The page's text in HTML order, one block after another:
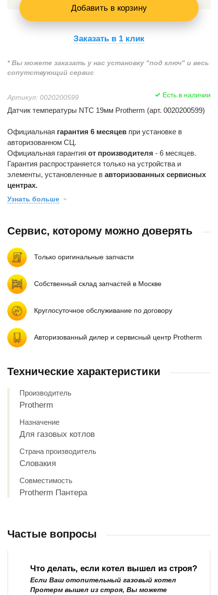
Артикул: 0020200599 Есть в наличии
Датчик температуры NTC 19мм Protherm (арт. 0020200599)
Официальная гарантия 6 месяцев при установке в
авторизованном СЦ.
Официальная гарантия от производителя - 6 месяцев.
Гарантия распространяется только на устройства и
элементы, установленные в авторизованных сервисных
центрах.
Узнать больше
Добавить в корзину
Заказать в 1 клик
* Вы можете заказать у нас установку "под ключ" и весь
сопутствующий сервис
Сервис, которому можно доверять
Только оригинальные запчасти
Собственный склад запчастей в Москве
Круглосуточное обслуживание по договору
Авторизованный дилер и сервисный центр Protherm
Технические характеристики
Производитель
Protherm
Назначение
Для газовых котлов
Страна производитель
Словакия
Совместимость
Protherm Пантера
Частые вопросы
Что делать, если котел вышел из строя?
Если Ваш отопительный газовый котел
Протерм вышел из строя, Вы можете